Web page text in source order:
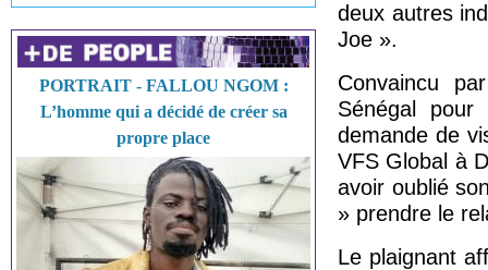
PORTRAIT - FALLOU NGOM :
L’homme qui a décidé de créer sa
propre place
deux autres
Joe ».
Convaincu
Sénégal
demande de
VFS Global à
avoir oublié
» prendre le
Le plaignant